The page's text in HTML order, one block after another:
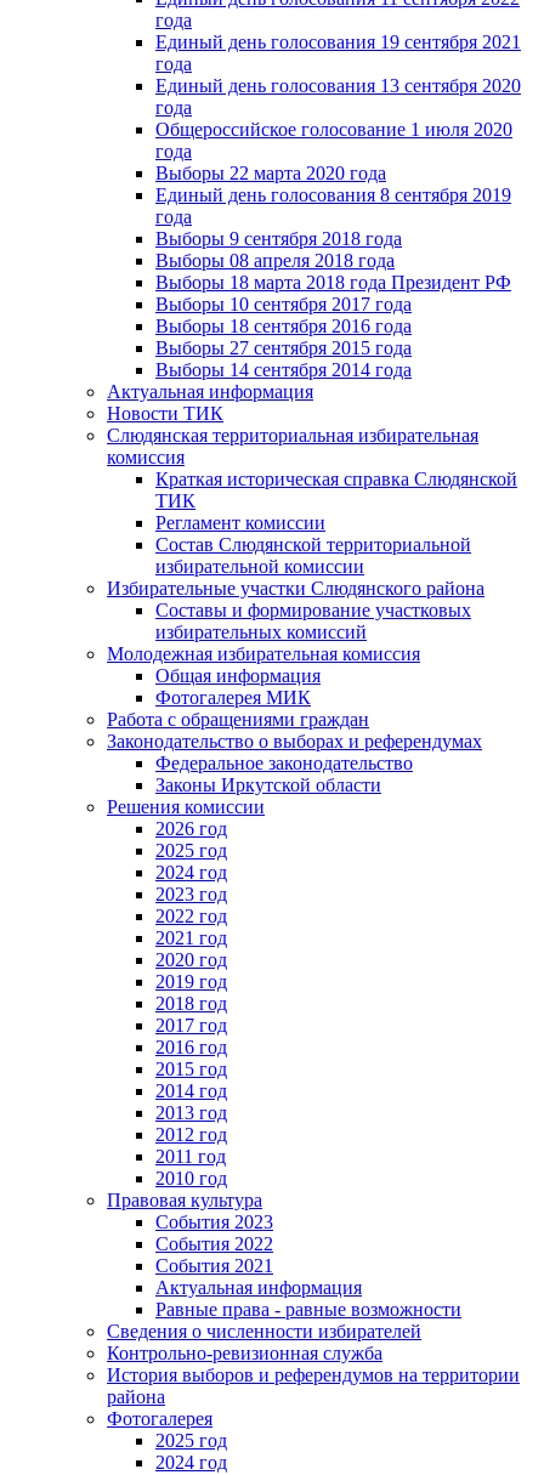
года
Единый день голосования 19 сентября 2021
года
Единый день голосования 13 сентября 2020
года
Общероссийское голосование 1 июля 2020
года
Выборы 22 марта 2020 года
Единый день голосования 8 сентября 2019
года
Выборы 9 сентября 2018 года
Выборы 08 апреля 2018 года
Выборы 18 марта 2018 года Президент РФ
Выборы 10 сентября 2017 года
Выборы 18 сентября 2016 года
Выборы 27 сентября 2015 года
Выборы 14 сентября 2014 года
Актуальная информация
Новости ТИК
Слюдянская территориальная избирательная
комиссия
Краткая историческая справка Слюдянской
ТИК
Регламент комиссии
Состав Слюдянской территориальной
избирательной комиссии
Избирательные участки Слюдянского района
Составы и формирование участковых
избирательных комиссий
Молодежная избирательная комиссия
Общая информация
Фотогалерея МИК
Работа с обращениями граждан
Законодательство о выборах и референдумах
Федеральное законодательство
Законы Иркутской области
Решения комиссии
2026 год
2025 год
2024 год
2023 год
2022 год
2021 год
2020 год
2019 год
2018 год
2017 год
2016 год
2015 год
2014 год
2013 год
2012 год
2011 год
2010 год
Правовая культура
События 2023
События 2022
События 2021
Актуальная информация
Равные права - равные возможности
Сведения о численности избирателей
Контрольно-ревизионная служба
История выборов и референдумов на территории
района
Фотогалерея
2025 год
2024 год